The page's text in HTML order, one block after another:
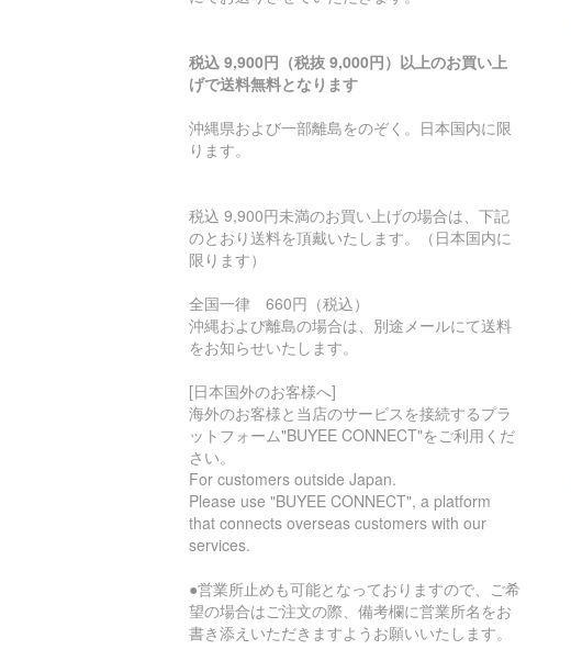
税込 9,900円（税抜 9,000円）以上のお買い上
げで送料無料となります
沖縄県および一部離島をのぞく。日本国内に限
ります。
税込 9,900円未満のお買い上げの場合は、下記
のとおり送料を頂戴いたします。（日本国内に
限ります）
全国一律 660円（税込）
沖縄および離島の場合は、別途メールにて送料
をお知らせいたします。
[日本国外のお客様へ]
海外のお客様と当店のサービスを接続するプラ
ットフォーム"BUYEE CONNECT"をご利用くだ
さい。
For customers outside Japan.
Please use "BUYEE CONNECT", a platform
that connects overseas customers with our
services.
●営業所止めも可能となっておりますので、ご希
望の場合はご注文の際、備考欄に営業所名をお
書き添えいただきますようお願いいたします。